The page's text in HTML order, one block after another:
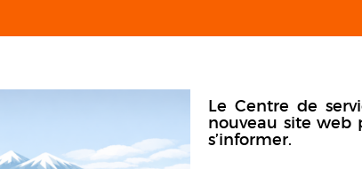
Le Centre de
nouveau site web
s’informer.